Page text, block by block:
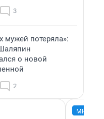
3
мужей потеряла»:
о новой
2